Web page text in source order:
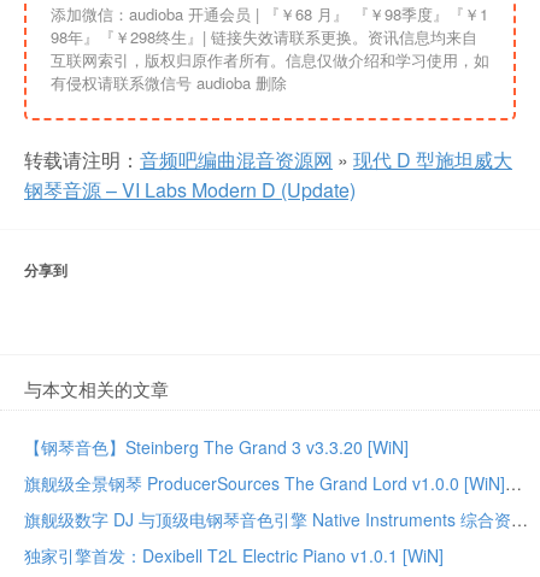
添加微信：audioba 开通会员 | 『￥68 月』 『￥98季度』『￥1
98年』『￥298终生』| 链接失效请联系更换。资讯信息均来自
互联网索引，版权归原作者所有。信息仅做介绍和学习使用，如
有侵权请联系微信号 audioba 删除
转载请注明： 音频吧编曲混音资源网 » 现代 D 型施坦威大
钢琴音源 – VI Labs Modern D (Update)
分享到
与本文相关的文章
【钢琴音色】Steinberg The Grand 3 v3.3.20 [WiN]
旗舰级全景钢琴 ProducerSources The Grand Lord v1.0.0 [WiN]
旗舰级数字 DJ 与顶级电钢琴音色引擎 Native Instruments 综合资源合集
独家引擎首发：Dexibell T2L Electric Piano v1.0.1 [WiN]